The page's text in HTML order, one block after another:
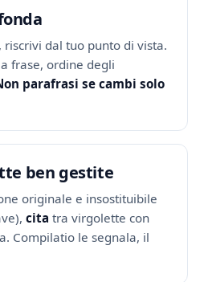
riscrivi dal tuo punto di vista.
frase, ordine degli
parafrasi se cambi solo
ben gestite
originale e insostituibile
cita tra virgolette con
Compilatio le segnala, il